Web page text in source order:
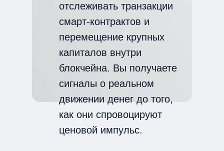
отслеживать транзакции
смарт-контрактов и
перемещение крупных
капиталов внутри
блокчейна. Вы получаете
сигналы о реальном
движении денег до того,
как они спровоцируют
ценовой импульс.